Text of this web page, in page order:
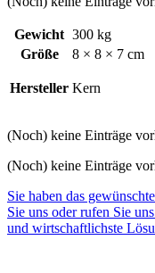
Gewicht 300 kg
Größe
8 × 8 × 7 cm
Hersteller Kern
(Noch) keine Einträge
(Noch) keine Einträge
Sie haben das
Sie uns oder rufen Sie
und wirtschaftlichste